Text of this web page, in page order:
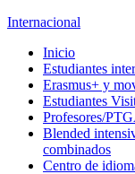
Internacional
Inicio
Estudiantes
Erasmus+ y
Estudiantes
Profesores/
Blended
combinados
Centro de